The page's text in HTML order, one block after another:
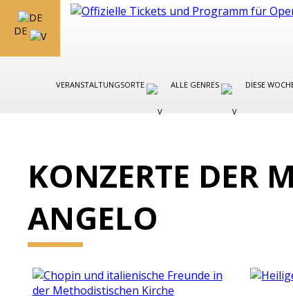
DE
VERANSTALTUNGSORTE ALLE GENRES DIESE
KONZERTE DER
ANGELO